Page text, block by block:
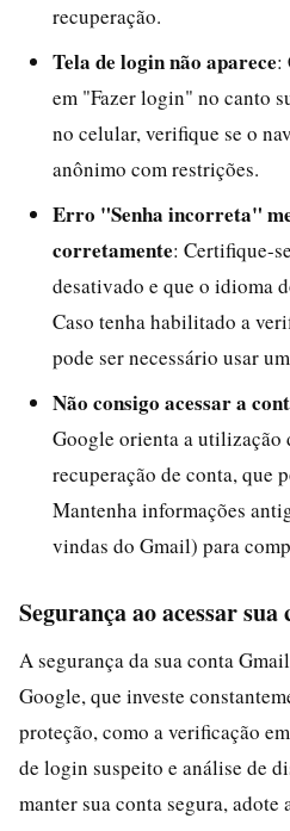
recuperação.
Tela de login não aparece:
em "Fazer login" no canto
no celular, verifique se o
anônimo com restrições.
Erro "Senha incorreta"
corretamente: Certifique-
desativado e que o idioma
Caso tenha habilitado a
pode ser necessário usar
Não consigo acessar a
Google orienta a utilização
recuperação de conta, que
Mantenha informações
vindas do Gmail) para
Segurança ao acessar
A segurança da sua conta
Google, que investe
proteção, como a verificação
de login suspeito e análise de
manter sua conta segura, adote